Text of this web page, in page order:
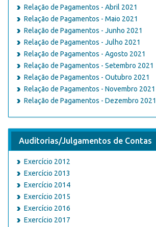
Relação de Pagamentos - Abril 2021
Relação de Pagamentos - Maio 2021
Relação de Pagamentos - Junho 2021
Relação de Pagamentos - Julho 2021
Relação de Pagamentos - Agosto 2021
Relação de Pagamentos - Setembro 2021
Relação de Pagamentos - Outubro 2021
Relação de Pagamentos - Novembro 2021
Relação de Pagamentos - Dezembro 2021
Auditorias/Julgamentos de Contas
Exercício 2012
Exercício 2013
Exercício 2014
Exercício 2015
Exercício 2016
Exercício 2017